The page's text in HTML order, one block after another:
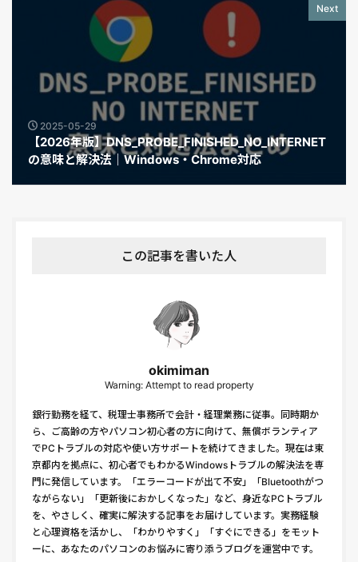
Next
2025-05-29
【2026年版】DNS_PROBE_FINISHED_NO_INTERNET
の意味と解決法｜Windows・Chrome対応
この記事を書いた人
okimiman
Warning: Attempt to read property
銀行勤務を経て、税理士事務所で会計・経理業務に従事。同時期か
ら、ご高齢の方やパソコン初心者の方に向けて、無償ボランティア
でPCトラブルの対応や使い方サポートを続けてきました。現在は東
京都内を拠点に、初心者でもわかるWindowsトラブルの解決法を専
門に発信しています。「エラーコードが出て不安」「Bluetoothがつ
ながらない」「更新後におかしくなった」など、身近なPCトラブル
を、やさしく、確実に解決する記事をお届けしています。実務経験
と心理資格を活かし、「わかりやすく」「すぐにできる」をモット
ーに、あなたのパソコンのお悩みに寄り添うブログを運営中です。